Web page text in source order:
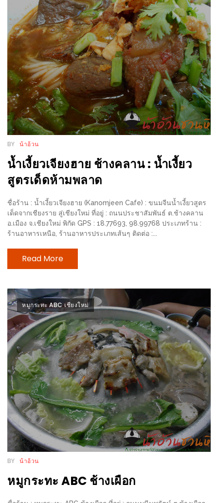
ที่
1
พา
เพื่อน
มา
ม่วน
กั๋น
บน
INSTAGRAM
โปร
โม
แม่
แห่ง
ชาติ
2557
ร้าน
หมู
กระทะ
ทั่ว
เชียงใหม่
TOP30
ราคา
ไม่
เกิน
200
บาท
รีวิว
BY น้าอ้วน
น้ำเงี้ยวเจียงฮาย ช้างคลาน : น้ำเงี้ยว
สูตรเด็ดห้ามพลาด
ชื่อร้าน : น้ำเงี้ยวเจียงฮาย (Kanomjeen Cafe) : ขนมจีนน้ำเงี้ยวสูตร
เด็ดจากเชียงราย สู่เชียงใหม่ ที่อยู่ : ถนนประชาสัมพันธ์ ต.ช้างคลาน
อ.เมือง จ.เชียงใหม่ พิกัด GPS : 18.77693, 98.99768 ประเภทร้าน :
ร้านอาหารเหนือ, ร้านอาหารประเภทเส้นๆ ติดต่อ :...
Read More
หมูกระทะ ABC เชียงใหม่
BY น้าอ้วน
หมูกระทะ ABC ช้างเผือก